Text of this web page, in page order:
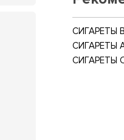
СИГАРЕТЫ
СИГАРЕТЫ
СИГАРЕТЫ